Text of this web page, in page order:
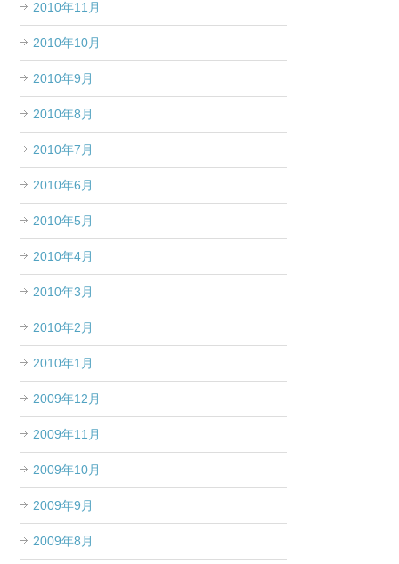
2010年11月
2010年10月
2010年9月
2010年8月
2010年7月
2010年6月
2010年5月
2010年4月
2010年3月
2010年2月
2010年1月
2009年12月
2009年11月
2009年10月
2009年9月
2009年8月